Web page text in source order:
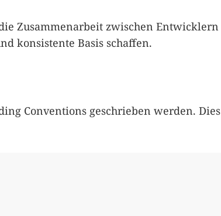
Zusammenarbeit zwischen Entwicklern
konsistente Basis schaffen.
Conventions geschrieben werden. Dies